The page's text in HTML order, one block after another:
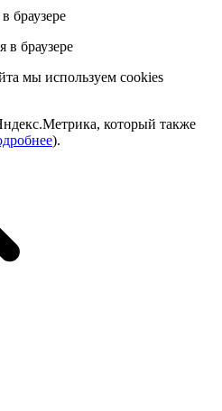
браузере
в браузере
мы используем cookies
который также
).